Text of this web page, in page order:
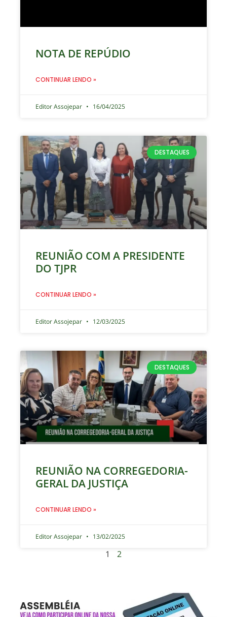
NOTA DE REPÚDIO
CONTINUAR LENDO »
Editor Assojepar 16/04/2025
DESTAQUES
REUNIÃO COM A PRESIDENTE
DO TJPR
CONTINUAR LENDO »
Editor Assojepar 12/03/2025
DESTAQUES
REUNIÃO NA CORREGEDORIA-
GERAL DA JUSTIÇA
CONTINUAR LENDO »
Editor Assojepar 13/02/2025
1 2